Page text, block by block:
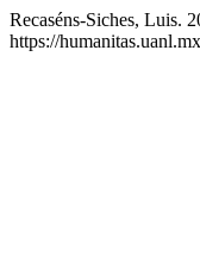
Recaséns-Siches, Luis.
https://